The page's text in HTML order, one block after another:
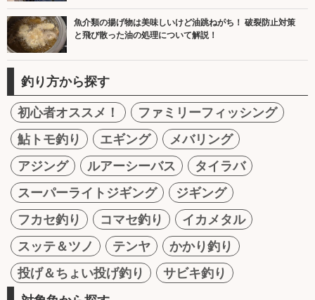
魚介類の揚げ物は美味しいけど油跳ねがち！ 破裂防止対策
と飛び散った油の処理について解説！
釣り方から探す
初心者オススメ！
ファミリーフィッシング
鮎トモ釣り
エギング
メバリング
アジング
ルアーシーバス
タイラバ
スーパーライトジギング
ジギング
フカセ釣り
コマセ釣り
イカメタル
スッテ＆ツノ
テンヤ
かかり釣り
投げ＆ちょい投げ釣り
サビキ釣り